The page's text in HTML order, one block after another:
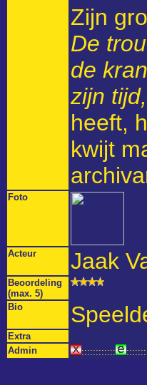
Zijn
De
de
zijn
heeft,
kwijt
Foto
Acteur Jaak
Beoordeling
(max. 5)
Bio
Extra
Admin
::::::::::::